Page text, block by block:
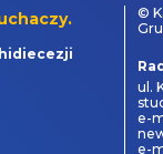
©
ul.
e-
e-